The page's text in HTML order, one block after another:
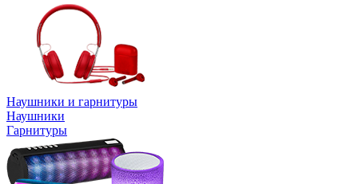
Наушники и гарнитуры
Наушники
Гарнитуры